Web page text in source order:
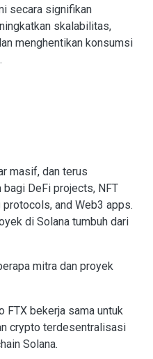
secara signifikan
skalabilitas,
menghentikan konsumsi
masif, dan terus
bagi DeFi projects, NFT
and Web3 apps.
di Solana tumbuh dari
mitra dan proyek
FTX bekerja sama untuk
crypto terdesentralisasi
Solana.